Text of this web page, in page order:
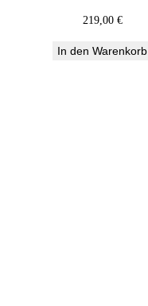
219,00 €
In den Warenkorb